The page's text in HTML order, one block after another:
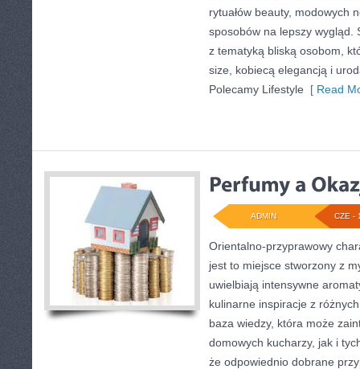
rytuałów beauty, modowych
sposobów na lepszy wygląd.
z tematyką bliską osobom,
size, kobiecą elegancją i
Polecamy Lifestyle [ Read
CZE -
ADMIN
Orientalno-przyprawowy
jest to miejsce stworzony z
uwielbiają intensywne
kulinarne inspiracje z
baza wiedzy, która może
domowych kucharzy, jak i
że odpowiednio dobrane